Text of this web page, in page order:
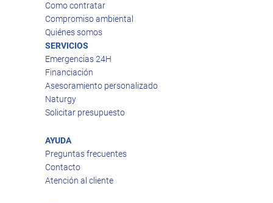
Como contratar
Compromiso ambiental
Quiénes somos
SERVICIOS
Emergencias 24H
Financiación
Asesoramiento personalizado
Naturgy
Solicitar presupuesto
AYUDA
Preguntas frecuentes
Contacto
Atención al cliente